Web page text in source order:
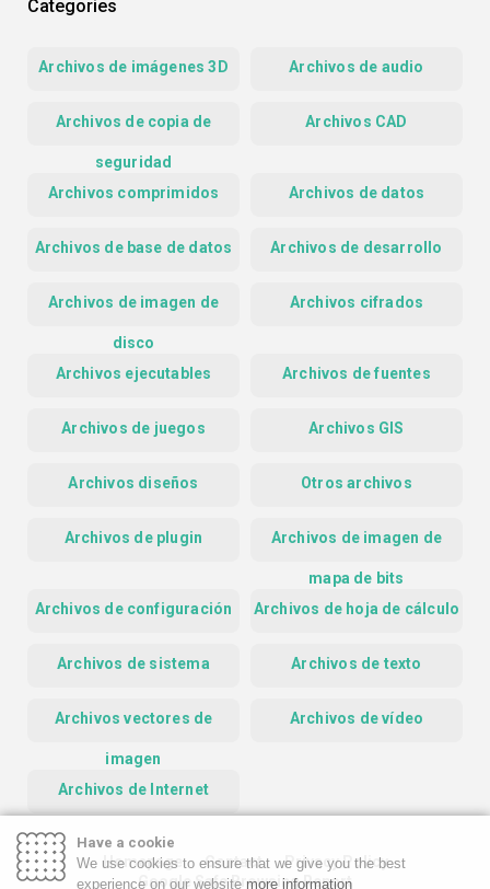
Categories
Archivos de imágenes 3D Archivos de audio
Archivos de copia de
seguridad
Archivos CAD
Archivos comprimidos Archivos de datos
Archivos de base de datos Archivos de desarrollo
Archivos de imagen de
disco
Archivos cifrados
Archivos ejecutables Archivos de fuentes
Archivos de juegos Archivos GIS
Archivos diseños Otros archivos
Archivos de plugin Archivos de imagen de
mapa de bits
Archivos de configuración
Archivos de hoja de cálculo
Archivos de sistema Archivos de texto
Archivos vectores de
imagen
Archivos de vídeo
Archivos de Internet
Homepage Contact
Privacy Policy
Google Safe Browsing Report
Have a cookie
We use cookies to ensure that we give you the best
experience on our website more information